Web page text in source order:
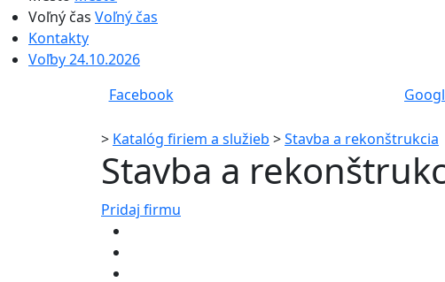
Voľný čas Voľný čas
Kontakty
Voľby 24.10.2026
Facebook
> Katalóg firiem a služieb >Stavba a rekonštrukcia
Stavba a
Pridaj firmu